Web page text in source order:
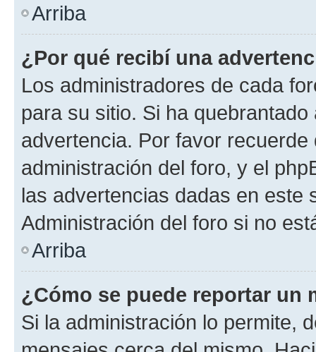
Arriba
¿Por qué recibí una
Los administradores de cada
para su sitio. Si ha
advertencia. Por favor
administración del foro, y el
las advertencias dadas en este
Administración del foro si no
Arriba
¿Cómo se puede reportar un
Si la administración lo permite,